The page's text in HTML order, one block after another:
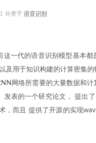
分类于 语音识别
一代的语音识别模型基本都
及用于知识构建的计算密集
网络所需要的大量数据和
发表的一个研究论文， 提出
，而且 提供了开源的实现